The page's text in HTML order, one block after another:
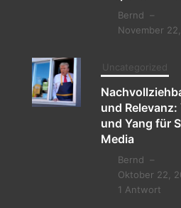
Bernd –
November
Uncategorized
und Relevanz:
und Yang für
Media
Bernd –
Oktober 22,
1 Antwort